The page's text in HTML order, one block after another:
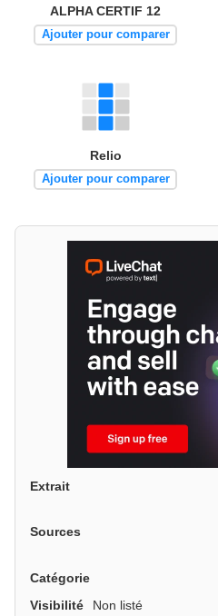
ALPHA CERTIF 12
Ajouter pour comparer
Relio
Ajouter pour comparer
Extrait
Sources
Catégorie
Visibilité
Non listé